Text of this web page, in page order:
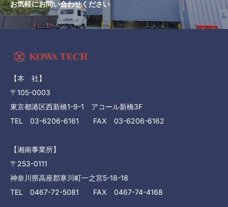
お気軽にお問い合わせください
【本 社】
〒105-0003
東京都港区西新橋1-9-1 アコール新橋3F
TEL 03-6206-6161 FAX 03-6206-6162
【湘南事業所】
〒253-0111
神奈川県高座郡寒川町一之宮5-18-18
TEL 0467-72-5081 FAX 0467-74-4168